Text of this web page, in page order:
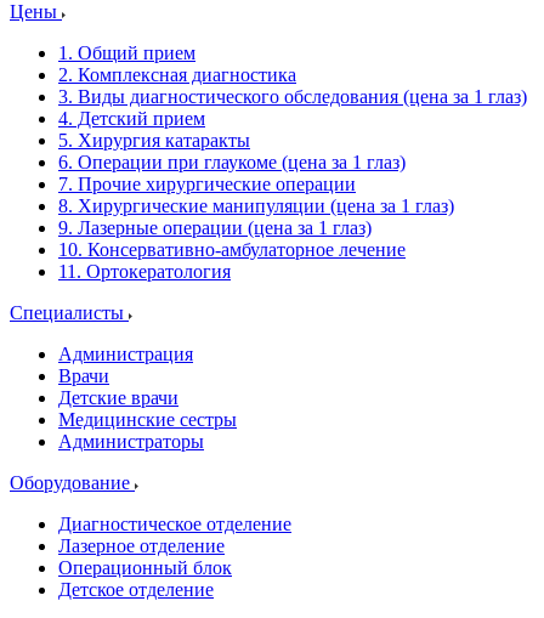
Цены
1. Общий прием
2. Комплексная диагностика
3. Виды диагностического обследования (цена за 1 глаз)
4. Детский прием
5. Хирургия катаракты
6. Операции при глаукоме (цена за 1 глаз)
7. Прочие хирургические операции
8. Хирургические манипуляции (цена за 1 глаз)
9. Лазерные операции (цена за 1 глаз)
10. Консервативно-амбулаторное лечение
11. Ортокератология
Специалисты
Администрация
Врачи
Детские врачи
Медицинские сестры
Администраторы
Оборудование
Диагностическое отделение
Лазерное отделение
Операционный блок
Детское отделение